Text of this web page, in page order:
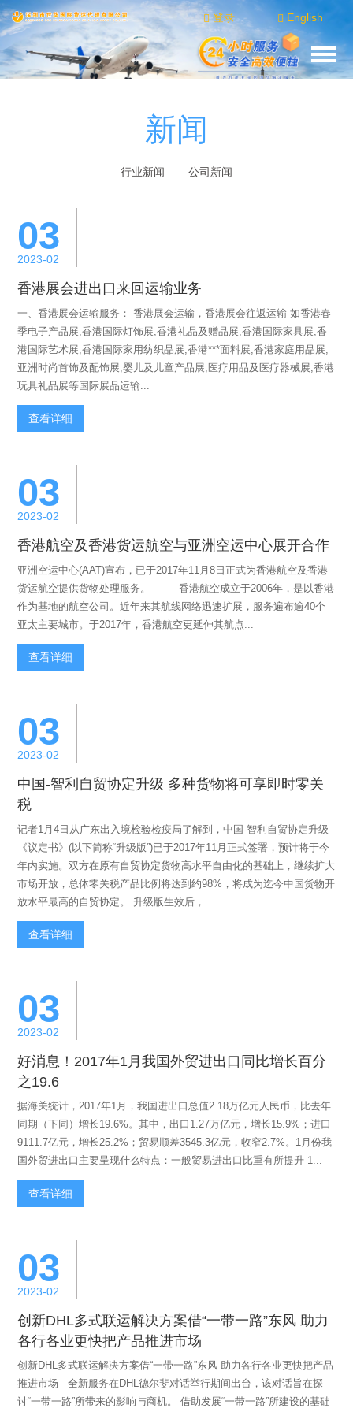
登录 English
新闻
行业新闻 公司新闻
03
2023-02
香港展会进出口来回运输业务
一、香港展会运输服务： 香港展会运输，香港展会往返运输 如香港春
季电子产品展,香港国际灯饰展,香港礼品及赠品展,香港国际家具展,香
港国际艺术展,香港国际家用纺织品展,香港***面料展,香港家庭用品展,
亚洲时尚首饰及配饰展,婴儿及儿童产品展,医疗用品及医疗器械展,香港
玩具礼品展等国际展品运输...
查看详细
03
2023-02
香港航空及香港货运航空与亚洲空运中心展开合作
亚洲空运中心(AAT)宣布，已于2017年11月8日正式为香港航空及香港
货运航空提供货物处理服务。 香港航空成立于2006年，是以香港
作为基地的航空公司。近年来其航线网络迅速扩展，服务遍布逾40个
亚太主要城市。于2017年，香港航空更延伸其航点...
查看详细
03
2023-02
中国-智利自贸协定升级 多种货物将可享即时零关
税
记者1月4日从广东出入境检验检疫局了解到，中国-智利自贸协定升级
《议定书》(以下简称“升级版”)已于2017年11月正式签署，预计将于今
年内实施。双方在原有自贸协定货物高水平自由化的基础上，继续扩大
市场开放，总体零关税产品比例将达到约98%，将成为迄今中国货物开
放水平最高的自贸协定。 升级版生效后，...
查看详细
03
2023-02
好消息！2017年1月我国外贸进出口同比增长百分
之19.6
据海关统计，2017年1月，我国进出口总值2.18万亿元人民币，比去年
同期（下同）增长19.6%。其中，出口1.27万亿元，增长15.9%；进口
9111.7亿元，增长25.2%；贸易顺差3545.3亿元，收窄2.7%。1月份我
国外贸进出口主要呈现什么特点：一般贸易进出口比重有所提升 1...
查看详细
03
2023-02
创新DHL多式联运解决方案借“一带一路”东风 助力
各行各业更快把产品推进市场
创新DHL多式联运解决方案借“一带一路”东风 助力各行各业更快把产品
推进市场 全新服务在DHL德尔斐对话举行期间出台，该对话旨在探
讨“一带一路”所带来的影响与商机。 借助发展“一带一路”所建设的基础